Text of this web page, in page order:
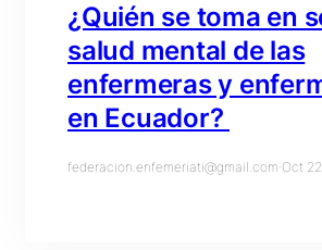
¿Quién se toma en
salud mental de las
enfermeras y
en Ecuador?
federacion.enfemeriati@gmail.com·Oct